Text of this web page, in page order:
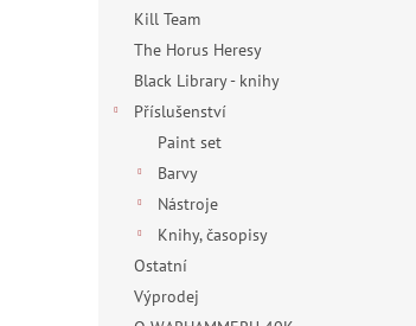
Kill Team
The Horus Heresy
Black Library - knihy
Příslušenství
Paint set
Barvy
Nástroje
Knihy, časopisy
Ostatní
Výprodej